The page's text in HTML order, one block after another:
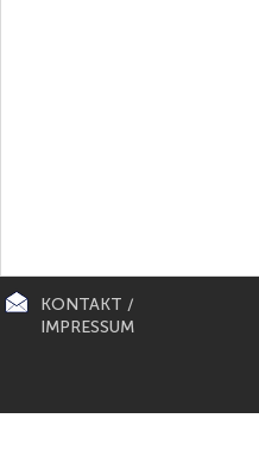
KONTAKT /
IMPRESSUM